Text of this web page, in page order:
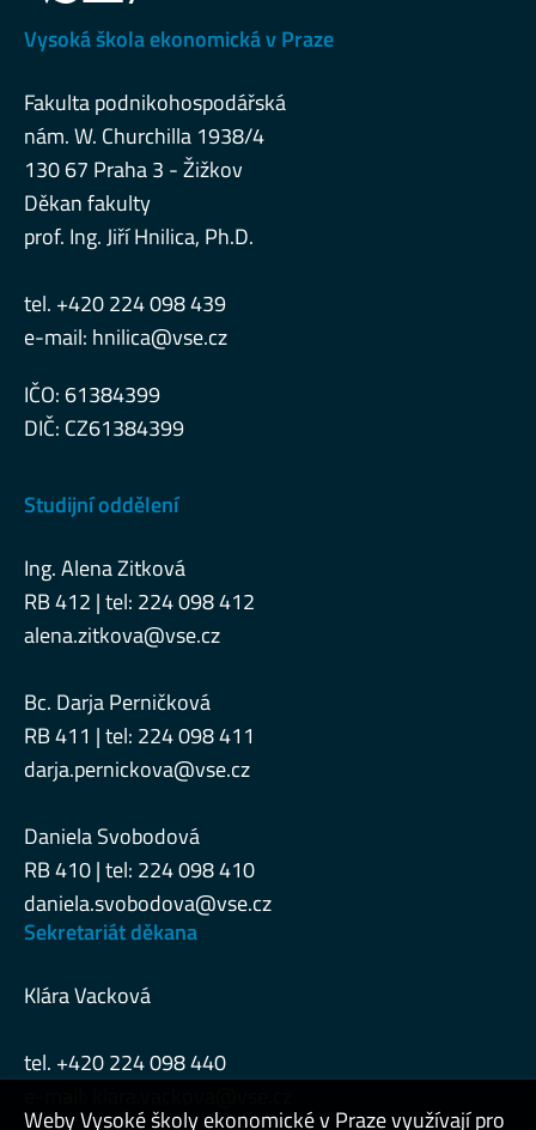
Vysoká škola ekonomická v Praze
Fakulta podnikohospodářská
nám. W. Churchilla 1938/4
130 67 Praha 3 - Žižkov
Děkan fakulty
prof. Ing. Jiří Hnilica, Ph.D.
tel. +420 224 098 439
e-mail: hnilica@vse.cz
IČO: 61384399
DIČ: CZ61384399
Studijní oddělení
Ing. Alena Zitková
RB 412 | tel: 224 098 412
alena.zitkova@vse.cz
Bc. Darja Perničková
RB 411 | tel: 224 098 411
darja.pernickova@vse.cz
Daniela Svobodová
RB 410 | tel: 224 098 410
daniela.svobodova@vse.cz
Sekretariát děkana
Klára Vacková
tel. +420 224 098 440
Weby Vysoké školy ekonomické v Praze využívají pro